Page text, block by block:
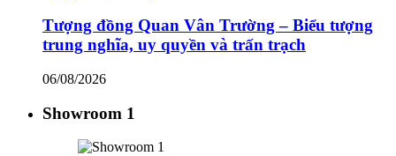
Tượng đồng Quan Vân Trường – Biểu tượng
trung nghĩa, uy quyền và trấn trạch
06/08/2026
Showroom 1